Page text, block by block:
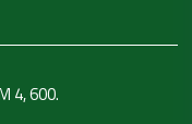
4, 600.